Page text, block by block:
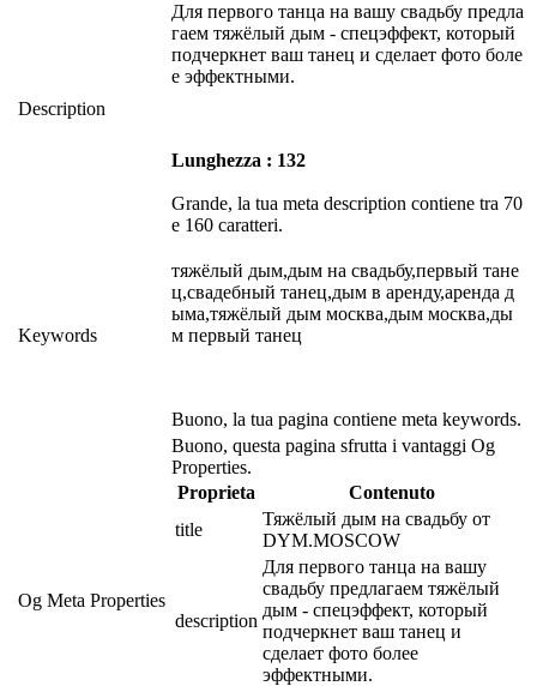
Description
Для первого танца на вашу свадьбу предла
гаем тяжёлый дым - спецэффект, который
подчеркнет ваш танец и сделает фото боле
е эффектными.
Lunghezza : 132
Grande, la tua meta description contiene tra 70
e 160 caratteri.
Keywords
тяжёлый дым,дым на свадьбу,первый тане
ц,свадебный танец,дым в аренду,аренда д
ыма,тяжёлый дым москва,дым москва,ды
м первый танец
Buono, la tua pagina contiene meta keywords.
Og Meta Properties
Buono, questa pagina sfrutta i vantaggi Og
Properties.
Proprieta
Contenuto
title
Тяжёлый дым на свадьбу от
DYM.MOSCOW
description
Для первого танца на вашу
свадьбу предлагаем тяжёлый
дым - спецэффект, который
подчеркнет ваш танец и
сделает фото более
эффектными.